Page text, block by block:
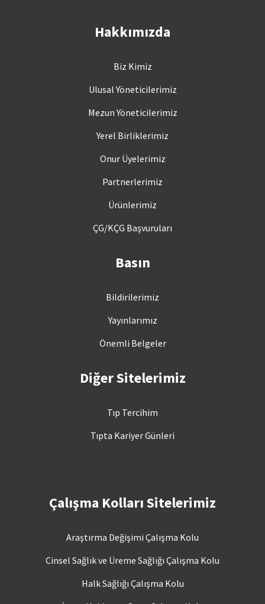
Hakkımızda
Biz Kimiz
Ulusal Yöneticilerimiz
Mezun Yöneticilerimiz
Yerel Birliklerimiz
Onur Üyelerimiz
Partnerlerimiz
Ürünlerimiz
ÇG/KÇG Başvuruları
Basın
Bildirilerimiz
Yayınlarımız
Önemli Belgeler
Diğer Sitelerimiz
Tıp Tercihim
Tıpta Kariyer Günleri
Çalışma Kolları Sitelerimiz
Araştırma Değişimi Çalışma Kolu
Cinsel Sağlık ve Üreme Sağlığı Çalışma Kolu
Halk Sağlığı Çalışma Kolu